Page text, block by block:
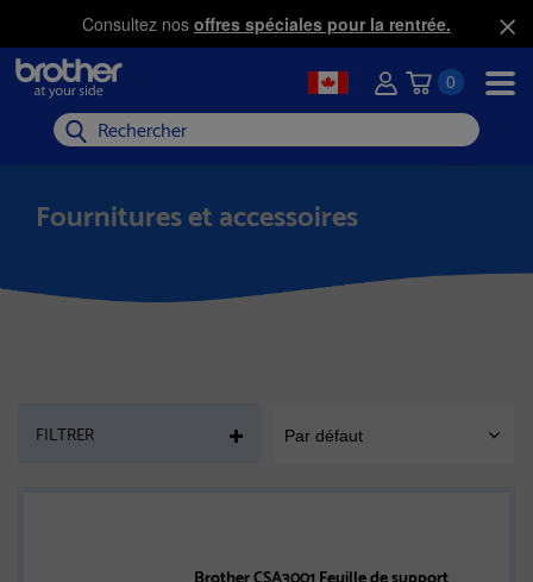
Consultez nos offres spéciales pour la rentrée.
0
Rechercher
Fournitures et accessoires
FILTRER Par défaut
Brother CSA3001 Feuille de support